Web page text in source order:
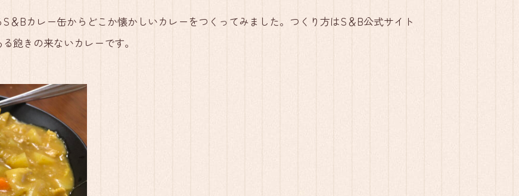
＆Bカレー缶からどこか懐かしいカレーをつくってみました。つくり方はS＆B公式サイト
飽きの来ないカレーです。